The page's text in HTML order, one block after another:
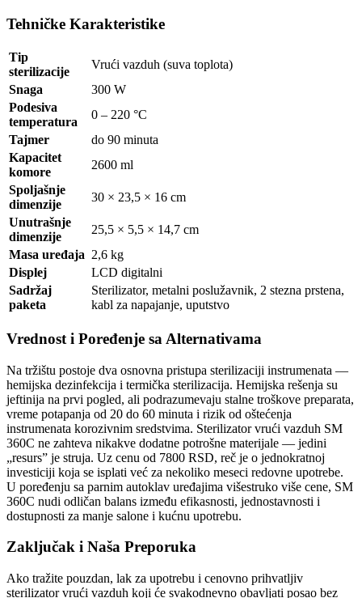
Tehničke Karakteristike
Tip
sterilizacije
Vrući vazduh (suva toplota)
Snaga
300 W
Podesiva
temperatura
0 – 220 °C
Tajmer
do 90 minuta
Kapacitet
komore
2600 ml
Spoljašnje
dimenzije
30 × 23,5 × 16 cm
Unutrašnje
dimenzije
25,5 × 5,5 × 14,7 cm
Masa uređaja 2,6 kg
Displej
LCD digitalni
Sadržaj
paketa
Sterilizator, metalni poslužavnik, 2 stezna prstena,
kabl za napajanje, uputstvo
Vrednost i Poređenje sa Alternativama
Na tržištu postoje dva osnovna pristupa sterilizaciji instrumenata —
hemijska dezinfekcija i termička sterilizacija. Hemijska rešenja su
jeftinija na prvi pogled, ali podrazumevaju stalne troškove preparata,
vreme potapanja od 20 do 60 minuta i rizik od oštećenja
instrumenata korozivnim sredstvima. Sterilizator vrući vazduh SM
360C ne zahteva nikakve dodatne potrošne materijale — jedini
„resurs” je struja. Uz cenu od 7800 RSD, reč je o jednokratnoj
investiciji koja se isplati već za nekoliko meseci redovne upotrebe.
U poređenju sa parnim autoklav uređajima višestruko više cene, SM
360C nudi odličan balans između efikasnosti, jednostavnosti i
dostupnosti za manje salone i kućnu upotrebu.
Zaključak i Naša Preporuka
Ako tražite pouzdan, lak za upotrebu i cenovno prihvatljiv
sterilizator vrući vazduh koji će svakodnevno obavljati posao bez